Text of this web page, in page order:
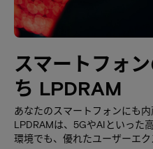
スマートフォ
ち LPDRAM
あなたのスマートフォンにも
LPDRAMは、5GやAIといった
環境でも、優れたユーザーエク